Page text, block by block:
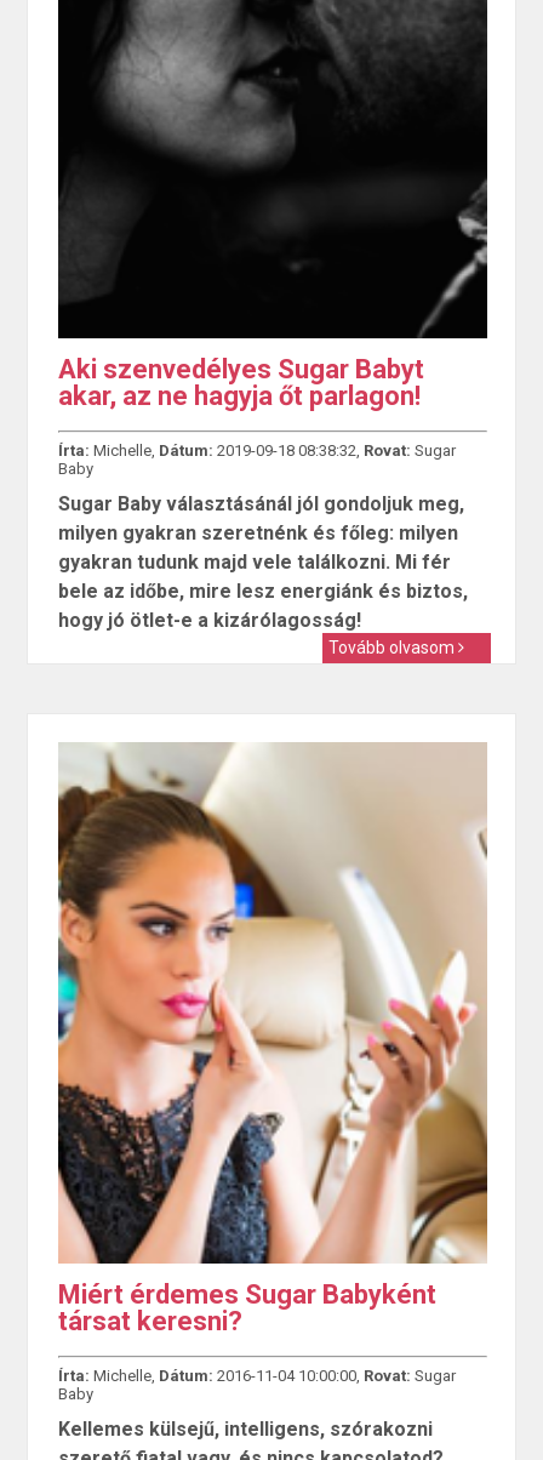
Aki szenvedélyes Sugar Babyt
akar, az ne hagyja őt parlagon!
Írta: Michelle, Dátum: 2019-09-18 08:38:32, Rovat: Sugar
Baby
Sugar Baby választásánál jól gondoljuk meg,
milyen gyakran szeretnénk és főleg: milyen
gyakran tudunk majd vele találkozni. Mi fér
bele az időbe, mire lesz energiánk és biztos,
hogy jó ötlet-e a kizárólagosság!
Tovább olvasom
Miért érdemes Sugar Babyként
társat keresni?
Írta: Michelle, Dátum: 2016-11-04 10:00:00, Rovat: Sugar
Baby
Kellemes külsejű, intelligens, szórakozni